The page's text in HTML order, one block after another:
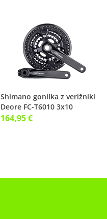
Shimano gonilka z verižniki
Deore FC-T6010 3x10
164,95 €